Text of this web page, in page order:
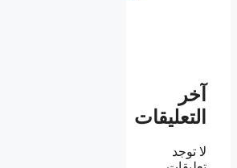
آخر
التعليقات
لا توجد